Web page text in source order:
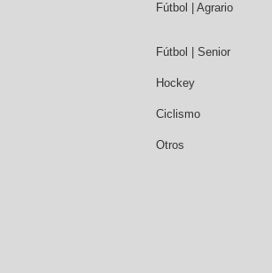
Fútbol | Agrario
Fútbol | Senior
Hockey
Ciclismo
Otros